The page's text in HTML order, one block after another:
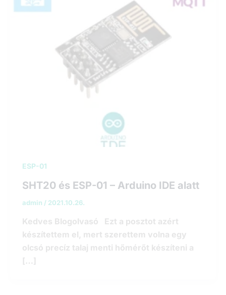
ESP-01
SHT20 és ESP-01 – Arduino IDE alatt
admin / 2021.10.26.
Kedves Blogolvasó Ezt a posztot azért
készítettem el, mert szerettem volna egy
olcsó precíz talaj menti hőmérőt készíteni a
[…]